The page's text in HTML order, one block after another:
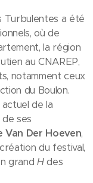
Turbulentes a été
où de
la région
au CNAREP,
notamment ceux
du Boulon.
actuel de la
ses
Van Der Hoeven,
du festival,
grand Hdes